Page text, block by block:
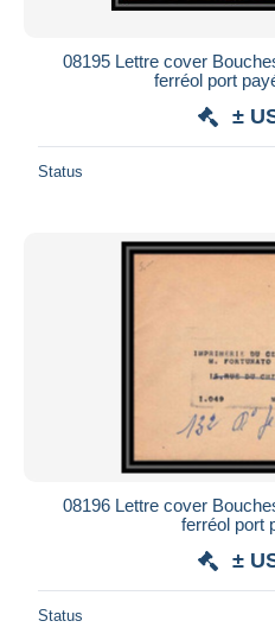
08195 Lettre cover
ferréol port
±
Status
08196 Lettre cover
ferréol port
±
Status